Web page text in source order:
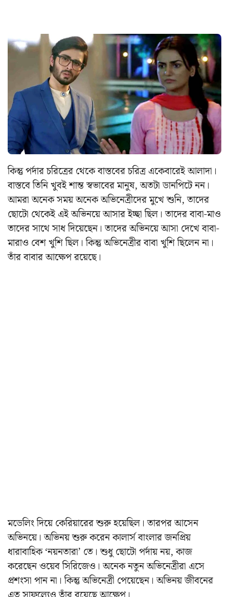
কিন্তু পর্দার চরিত্রের থেকে বাস্তবের চরিত্র একেবারেই আলাদা।
বাস্তবে তিনি খুবই শান্ত স্বভাবের মানুষ, অতটা ডানপিটে নন।
আমরা অনেক সময় অনেক অভিনেত্রীদের মুখে শুনি, তাদের
ছোটো থেকেই এই অভিনয়ে আসার ইচ্ছা ছিল। তাদের বাবা-মাও
তাদের সাথে সাধ দিয়েছেন। তাদের অভিনয়ে আসা দেখে বাবা-
মারাও বেশ খুশি ছিল। কিন্তু অভিনেত্রীর বাবা খুশি ছিলেন না।
তাঁর বাবার আক্ষেপ রয়েছে।
মডেলিং দিয়ে কেরিয়ারের শুরু হয়েছিল। তারপর আসেন
অভিনয়ে। অভিনয় শুরু করেন কালার্স বাংলার জনপ্রিয়
ধারাবাহিক ‘নয়নতারা’ তে। শুধু ছোটো পর্দায় নয়, কাজ
করেছেন ওয়েব সিরিজেও। অনেক নতুন অভিনেত্রীরা এসে
প্রশংসা পান না। কিন্তু অভিনেত্রী পেয়েছেন। অভিনয় জীবনের